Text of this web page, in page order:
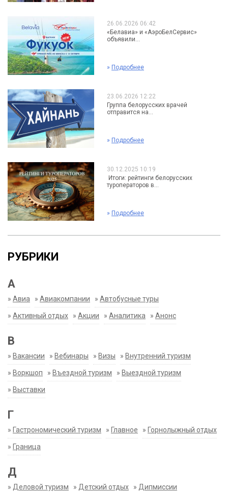
26.06.2026 06:42
«Белавиа» и «АэроБелСервис»
объявили...
» Подробнее
23.06.2026 12:22
Группа белорусских врачей
отправится на...
» Подробнее
30.12.2025 10:19
Итоги: рейтинги белорусских
туроператоров в...
» Подробнее
РУБРИКИ
А
» Авиа » Авиакомпании » Автобусные туры
» Активный отдых » Акции » Аналитика » Анонс
В
» Вакансии » Вебинары » Визы » Внутренний туризм
» Воркшоп » Въездной туризм » Выездной туризм
» Выставки
Г
» Гастрономический туризм » Главное » Горнолыжный отдых
» Граница
Д
» Деловой туризм » Детский отдых » Дипмиссии